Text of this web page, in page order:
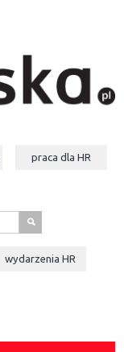
praca dla HR
s
wydarzeniaHR